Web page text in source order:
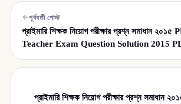
পূর্ববর্তী পোস্ট
প্রাইমারি শিক্ষক নিয়োগ পরীক্ষার প্রশ্ন সমাধান
Teacher Exam Question Solution 2015
প্রাইমারি শিক্ষক নিয়োগ পরীক্ষার প্রশ্ন